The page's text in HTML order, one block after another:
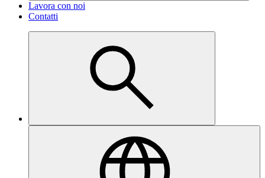
Lavora con noi
Contatti